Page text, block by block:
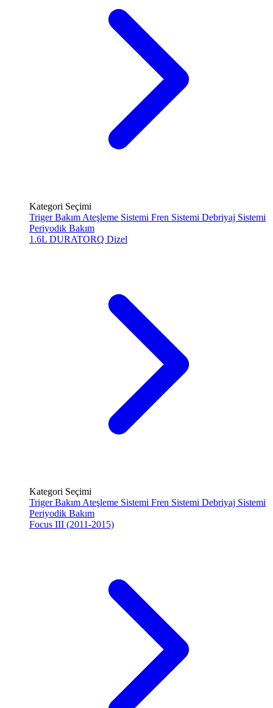
Kategori Seçimi
Triger Bakım Ateşleme Sistemi Fren Sistemi Debriyaj Sistemi
Periyodik Bakım
1.6L DURATORQ Dizel
Kategori Seçimi
Triger Bakım Ateşleme Sistemi Fren Sistemi Debriyaj Sistemi
Periyodik Bakım
Focus III (2011-2015)